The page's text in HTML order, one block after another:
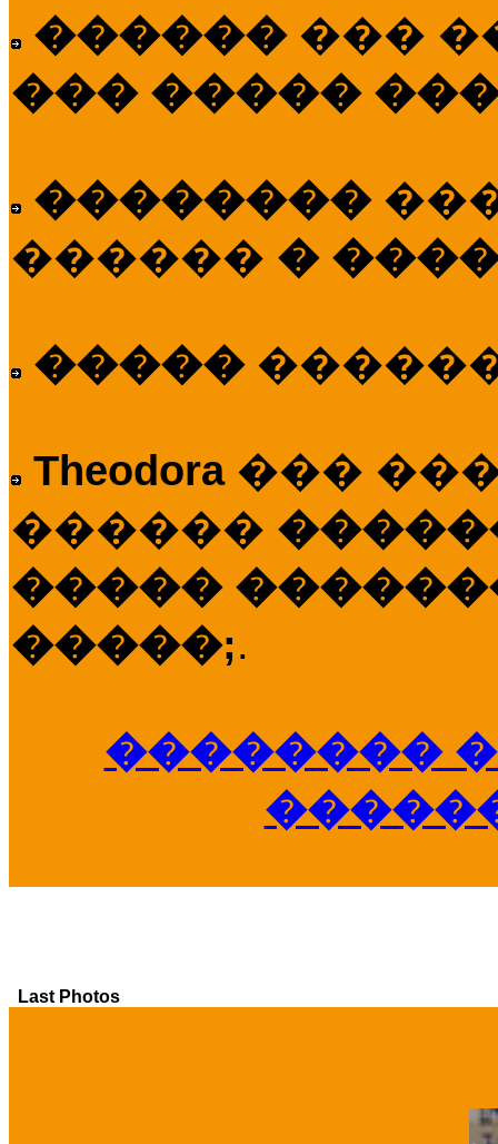
������ ���
��� �����
��������
������ �
�����
Theodora ���
������
�����
�����;.
��������
Last Photos